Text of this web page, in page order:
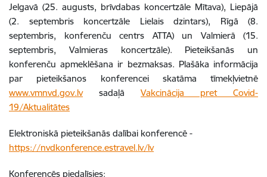
Jelgavā (25. augusts, brīvdabas koncertzāle Mītava), Liepājā
(2. septembris koncertzāle Lielais dzintars), Rīgā (8.
septembris, konferenču centrs ATTA) un Valmierā (15.
septembris, Valmieras koncertzāle). Pieteikšanās un
konferenču apmeklēšana ir bezmaksas. Plašāka informācija
par pieteikšanos konferencei skatāma tīmekļvietnē
www.vmnvd.gov.lvsadaļā Vakcinācija pret Covid-
19/Aktualitātes
Elektroniskā pieteikšanās dalībai konferencē -
https://nvdkonference.estravel.lv/lv
Konferencēs piedalīsies: